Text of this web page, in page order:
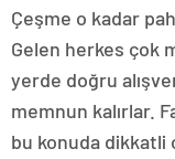
Çeşme o kadar
Gelen herkes çok
yerde doğru
memnun kalırlar.
bu konuda dikkatli